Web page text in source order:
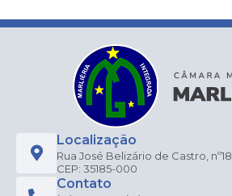
Localização
Rua José Belizário de Castro, nº18
CEP: 35185-000
Contato